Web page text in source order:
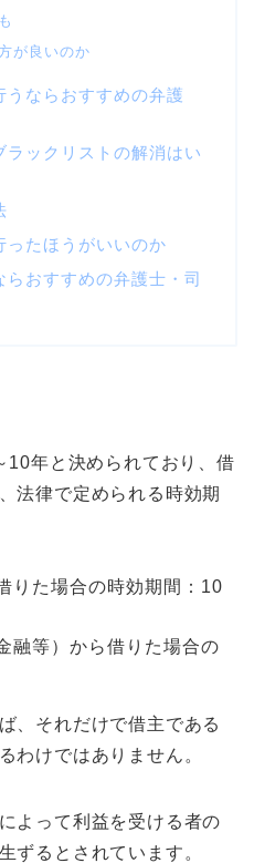
が良いのか
ならおすすめの弁護
ラックリストの解消はい
ったほうがいいのか
おすすめの弁護士・司
10年と決められており、借
法律で定められる時効期
りた場合の時効期間：10
融等）から借りた場合の
、それだけで借主である
わけではありません。
よって利益を受ける者の
ずるとされています。